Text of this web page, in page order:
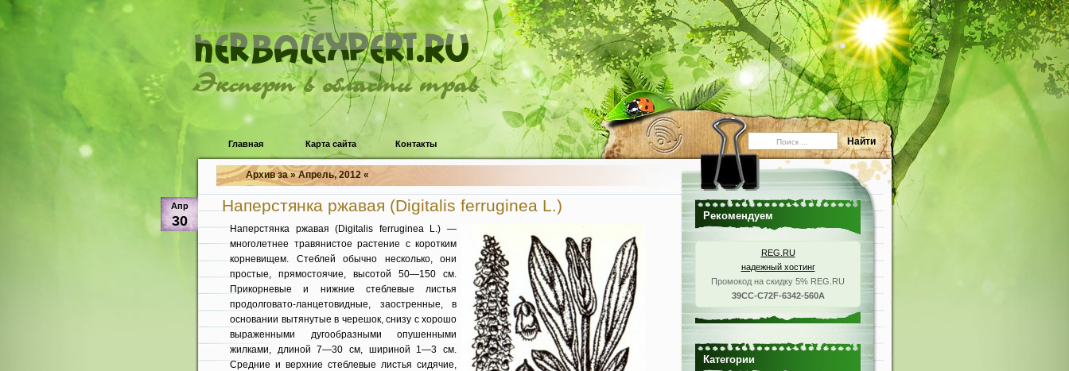
Эксперт в области трав
Главная Карта сайта Контакты
Архив за » Апрель, 2012 «
Апр
30
Наперстянка ржавая (Digitalis ferruginea L.)
Наперстянка ржавая (Digitalis ferruginea L.) —
многолетнее травянистое растение с коротким
корневищем. Стеблей обычно несколько, они
простые, прямостоячие, высотой 50—150 см.
Прикорневые и нижние стеблевые листья
продолгова­то-ланцетовидные, заостренные, в
осно­вании вытянутые в черешок, снизу с хорошо
выраженными дугообразными опушенными
жилками, длиной 7—30 см, шириной 1—3 см.
Средние и верхние стеблевые листья сидячие,
Рекомендуем
REG.RU
надежный хостинг
Промокод на скидку 5% REG.RU
39CC-C72F-6342-560A
Категории